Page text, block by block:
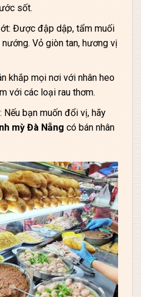
sốt.
Được đập dập, tẩm muối
Vỏ giòn tan, hương vị
khắp mọi nơi với nhân heo
với các loại rau thơm.
Nếu bạn muốn đổi vị, hãy
mỳ Đà Nẵng có bán nhân